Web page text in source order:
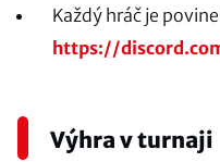
Každý hráč je
https://
Výhra v turnaji